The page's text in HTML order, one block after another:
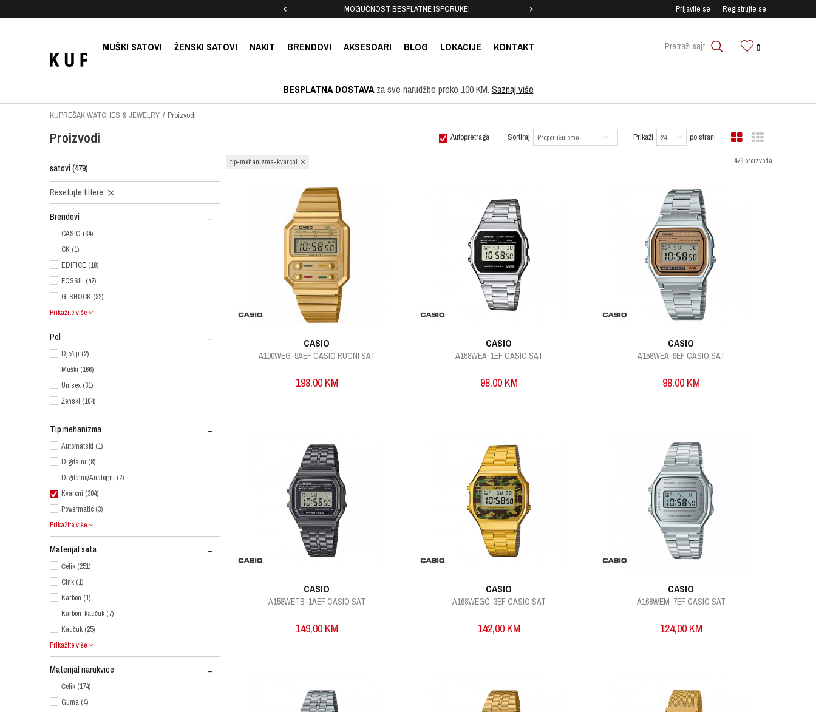
MOGUĆNOST BESPLATNE ISPORUKE! SIGURNO PLAĆANJE PLATNIM KARTICAMA!
Prijavite se Registrujte se
MUŠKI SATOVI ŽENSKI SATOVI NAKIT BRENDOVI AKSESOARI BLOG LOKACIJE KONTAKT Pretraži sajt 0
BESPLATNA DOSTAVAza sve narudžbe preko 100 KM. Saznaj više
KUPREŠAK WATCHES & JEWELRY Proizvodi
Proizvodi Autopretraga Sortiraj Prikaži po strani
satovi (479)
Resetujte filtere
Brendovi
CASIO (34)
CK (1)
EDIFICE (18)
FOSSIL (47)
G-SHOCK (32)
Prikažite više
Pol
Dječiji (2)
Muški (166)
Unisex (31)
Ženski (104)
Tip mehanizma
Automatski (1)
Digitalni (8)
Digitalno/Analogni (2)
Kvarcni (304)
Powermatic (3)
Prikažite više
Materijal sata
Čelik (251)
Cink (1)
Karbon (1)
Karbon-kaučuk (7)
Kaučuk (25)
Prikažite više
Materijal narukvice
Čelik (174)
Guma (4)
tip-mehanizma-kvarcni 479 proizvoda
CASIO
A100WEG-9AEF CASIO RUCNI SAT
198,00 KM
CASIO
A158WEA-1EF CASIO SAT
98,00 KM
CASIO
A158WEA-9EF CASIO SAT
98,00 KM
CASIO
A158WETB-1AEF CASIO SAT
149,00 KM
CASIO
A168WEGC-3EF CASIO SAT
142,00 KM
CASIO
A168WEM-7EF CASIO SAT
124,00 KM